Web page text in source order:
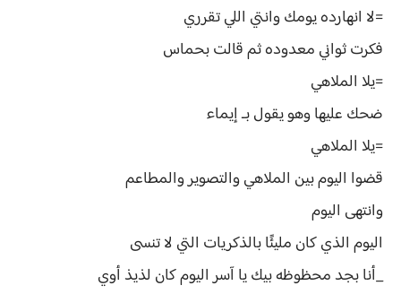
=لا انهارده يومك وانتي اللي تقرري
فكرت ثواني معدوده ثم قالت بحماس
=يلا الملاهي
ضحك عليها وهو يقول بـ إيماء
=يلا الملاهي
قضوا اليوم بين الملاهي والتصوير والمطاعم
وانتهى اليوم
اليوم الذي كان مليئًا بالذكريات التي لا تنسى
_أنا بجد محظوظه بيك يا آسر اليوم كان لذيذ أوي